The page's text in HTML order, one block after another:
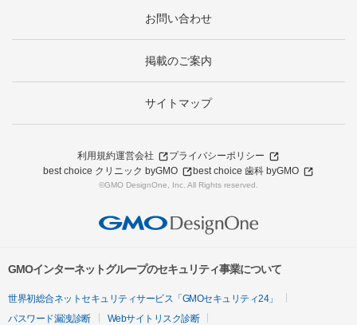
お問い合わせ
掲載のご案内
サイトマップ
利用規約運営会社
プライバシーポリシー
best choice クリニック byGMO
best choice 歯科 byGMO
©GMO DesignOne, Inc. All Rights reserved.
GMOインターネットグループのセキュリティ事業について
世界初総合ネットセキュリティサービス「GMOセキュリティ24」
パスワード漏洩診断
Webサイトリスク診断